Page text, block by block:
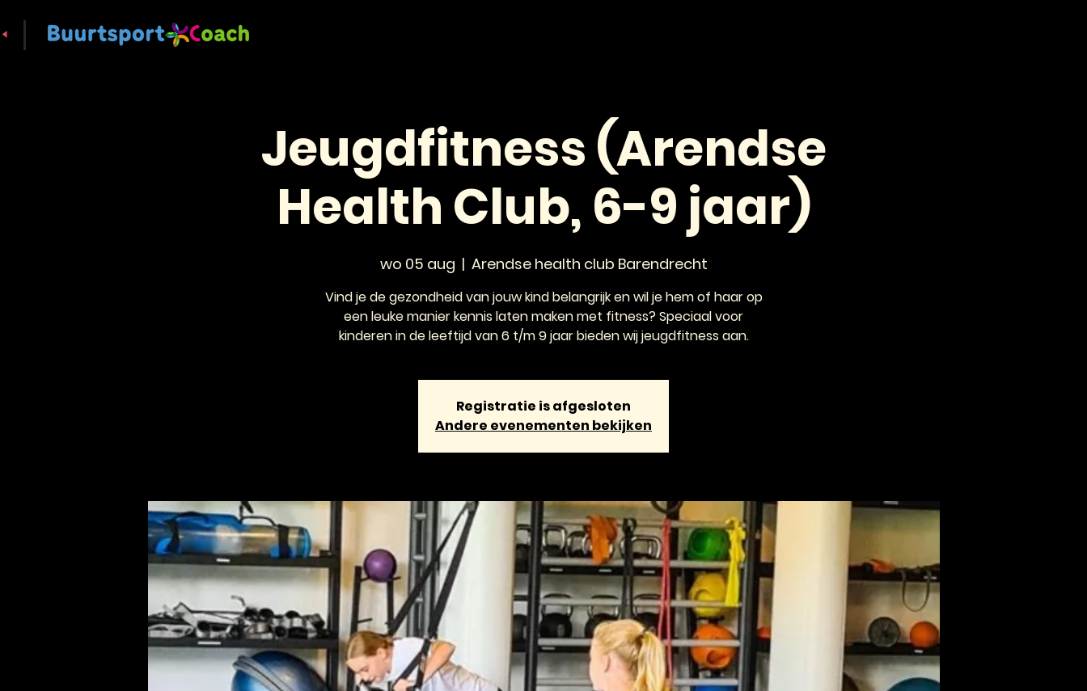
Jeugdfitness (Arendse
Health Club, 6-9 jaar)
wo 05 aug
  |
Arendse health club Barendrecht
Vind je de gezondheid van jouw kind belangrijk en wil je hem of haar op
een leuke manier kennis laten maken met fitness? Speciaal voor
kinderen in de leeftijd van 6 t/m 9 jaar bieden wij jeugdfitness aan.
Registratie is afgesloten
Andere evenementen bekijken